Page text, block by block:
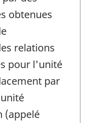
obtenues
relations
pour l'unité
par
(appelé